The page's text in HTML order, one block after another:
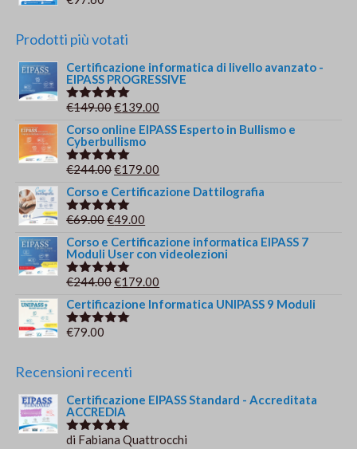
Prodotti più votati
Certificazione informatica di livello avanzato -
EIPASS PROGRESSIVE
Valutato
€149.00Il
prezzo
originale
era:
€139.00
prezzo
Corso online EIPASS Esperto in Bullismo e
Cyberbullismo
Valutato
€244.00Il
prezzo
originale
era:
€244.00.
€179.00
prezzo
€179.00.
Corso e Certificazione Dattilografia
Valutato
€69.00Il
prezzo
originale
era:
€49.00
prezzo
attuale
è:
Corso e Certificazione informatica EIPASS 7
Moduli User con videolezioni
Valutato
€244.00Il
prezzo
originale
€179.00
prezzo
Certificazione Informatica UNIPASS 9 Moduli
Valutato
€79.00
Recensioni recenti
Certificazione EIPASS Standard - Accreditata
ACCREDIA
Valutato5
di Fabiana Quattrocchi